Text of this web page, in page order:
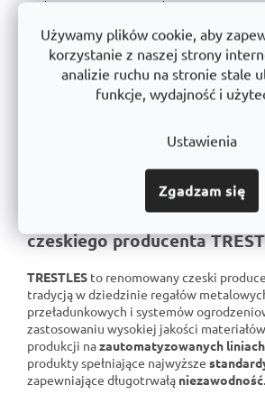
Używamy plików cookie, aby
korzystanie z naszej strony
analizie ruchu na stronie stale
funkcje, wydajność i
Ustawienia
Zgadzam się
Zamykający
Korzystanie z
do zestawu
Produkcja
a
t
T
p
w
i
d
z
i
a
Dlaczego warto wybrać
czeskiego producenta
TRESTLES to renomowany czeski
tradycją w dziedzinie regałów
przeładunkowych i systemów
zastosowaniu wysokiej jakości
produkcji nazautomatyzowanych liniach
produkty spełniające najwyższe
zapewniające długotrwałą niezawodność